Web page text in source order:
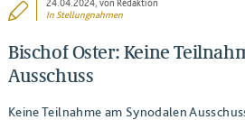
24.04.2024, von Redaktion
InStellungnahmen
Bischof Oster: Keine
Ausschuss
Keine Teilnahme am Synodalen